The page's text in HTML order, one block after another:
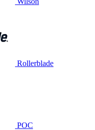
Rollerblade
POC